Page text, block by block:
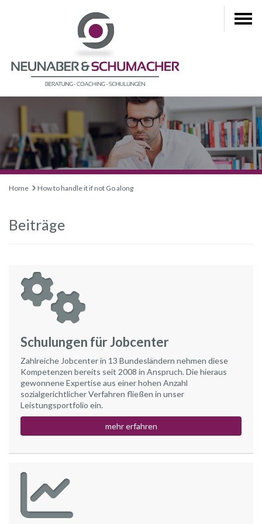
Home How to handle it if not Go along
Beiträge
Schulungen für Jobcenter
Zahlreiche Jobcenter in 13 Bundesländern nehmen diese
Kompetenzen bereits seit 2008 in Anspruch. Die hieraus
gewonnene Expertise aus einer hohen Anzahl
sozialgerichtlicher Verfahren fließen in unser
Leistungsportfolio ein.
mehr erfahren